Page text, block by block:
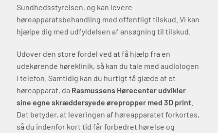
Sundhedsstyrelsen, og kan levere
høreapparatsbehandling med offentligt tilskud. Vi kan
hjælpe dig med udfyldelsen af ansøgning til tilskud.
Udover den store fordel ved at få hjælp fra en
udekørende høreklinik, så kan du tale med audiologen
i telefon. Samtidig kan du hurtigt få glæde af et
høreapparat, da Rasmussens Hørecenter udvikler
sine egne skræddersyede ørepropper med 3D print.
Det betyder, at leveringen af høreapparatet forkortes,
så du indenfor kort tid får forbedret hørelse og